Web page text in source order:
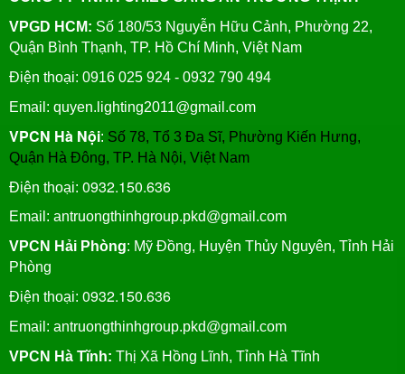
VPGD HCM: Số 180/53 Nguyễn Hữu Cảnh, Phường 22,
Quận Bình Thạnh, TP. Hồ Chí Minh, Việt Nam
Điện thoại: 0916 025 924 - 0932 790 494
Email: quyen.lighting2011@gmail.com
VPCN Hà Nội: Số 78, Tổ 3 Đa Sĩ, Phường Kiến Hưng,
Quận Hà Đông, TP. Hà Nội, Việt Nam
Điện thoại: 0932.150.636
Email: antruongthinhgroup.pkd@gmail.com
VPCN Hải Phòng: Mỹ Đồng, Huyện Thủy Nguyên, Tỉnh Hải
Phòng
Điện thoại: 0932.150.636
Email: antruongthinhgroup.pkd@gmail.com
VPCN Hà Tĩnh: Thị Xã Hồng Lĩnh, Tỉnh Hà Tĩnh